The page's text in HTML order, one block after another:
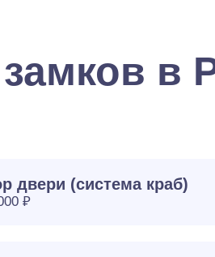
в
двери (система краб)
₽